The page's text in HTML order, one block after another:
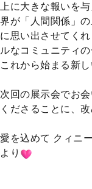
上に大きな報いを
界が「人間関係」
に思い出させてく
ルなコミュニティ
これから始まる新
次回の展示会でお
くださることに、
愛を込めて クィニ
より